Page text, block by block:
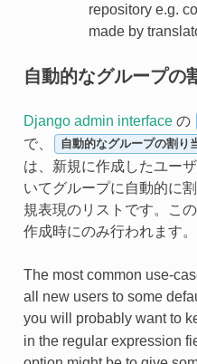
repository e.g.
made by
自動的なグループの
Django admin interfaceの
で、
自動的なグループの割り
は、新規に作成したユー
いてグループに自動的に
規表現のリストです。こ
作成時にのみ行われます。
The most common use-
all new users to some
you will probably want to
in the regular expression